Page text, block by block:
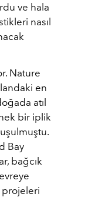
ve hala
nasıl
Nature
en
atıl
bir iplik
Bay
bağcık
projeleri